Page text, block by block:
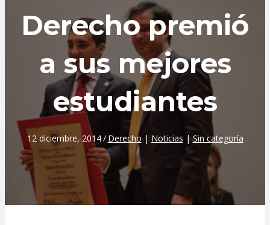
Derecho premió
a sus mejores
estudiantes
12 diciembre, 2014/ Derecho | Noticias |Sin categoría